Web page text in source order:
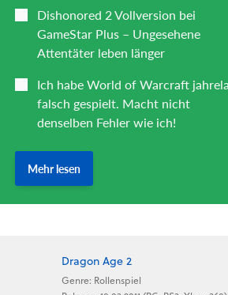
Dragon Age 2
Genre: Rollenspiel